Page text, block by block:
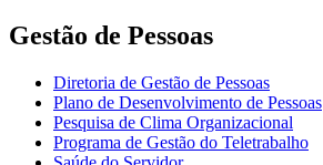
Gestão de Pessoas
Diretoria de Gestão de Pessoas
Plano de Desenvolvimento de Pessoas
Pesquisa de Clima Organizacional
Programa de Gestão do Teletrabalho